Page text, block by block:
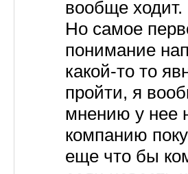
вообще ходит.
Но самое
понимание
какой-то то
пройти, я
мнению у нее
компанию
еще что бы